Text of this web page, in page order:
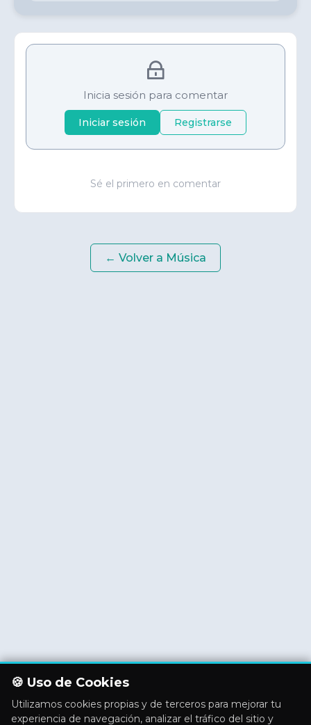
Inicia sesión para comentar
Iniciar sesión Registrarse
Sé el primero en comentar
← Volver a Música
🍪 Uso de Cookies
Utilizamos cookies propias y de terceros para mejorar tu
experiencia de navegación, analizar el tráfico del sitio y